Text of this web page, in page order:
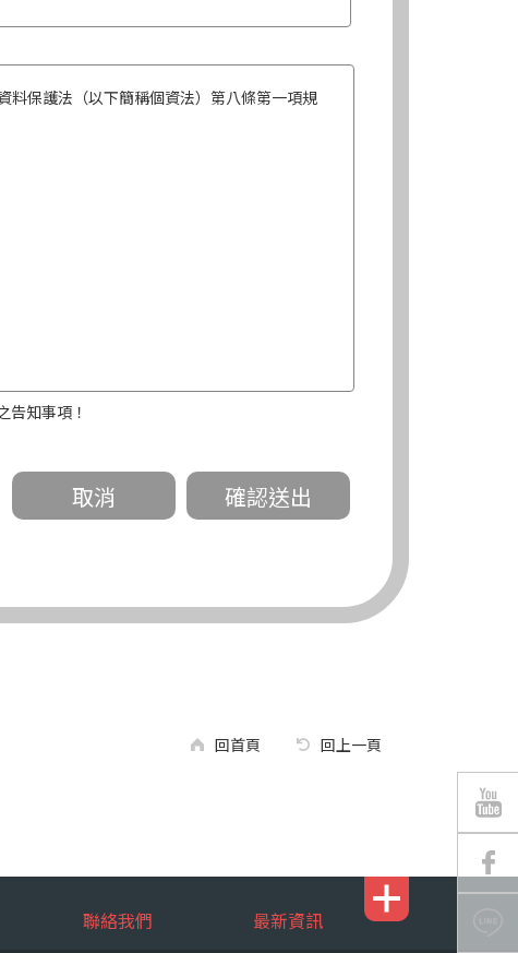
保護法（以下簡稱個資法）第八條第一項規
執行，錠嵂公司將有可能延後、提供未完整或
告知事項！
回首頁 回上一頁
聯絡我們 最新資訊